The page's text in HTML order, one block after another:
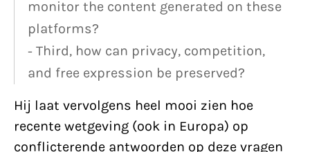
monitor the content generated on these
platforms?
- Third, how can privacy, competition,
and free expression be preserved?
Hij laat vervolgens heel mooi zien hoe
recente wetgeving (ook in Europa) op
conflicterende antwoorden op deze vragen